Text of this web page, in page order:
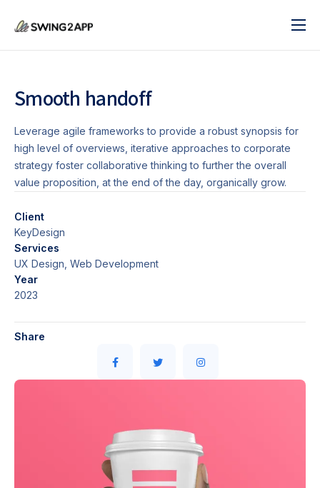
블로그
도움말
앱 제작 시작하기
문의하기
Smooth handoff
Leverage agile frameworks to provide a robust synopsis for
high level of overviews, iterative approaches to corporate
strategy foster collaborative thinking to further the overall
value proposition, at the end of the day, organically grow.
Client
KeyDesign
Services
UX Design, Web Development
Year
2023
Share